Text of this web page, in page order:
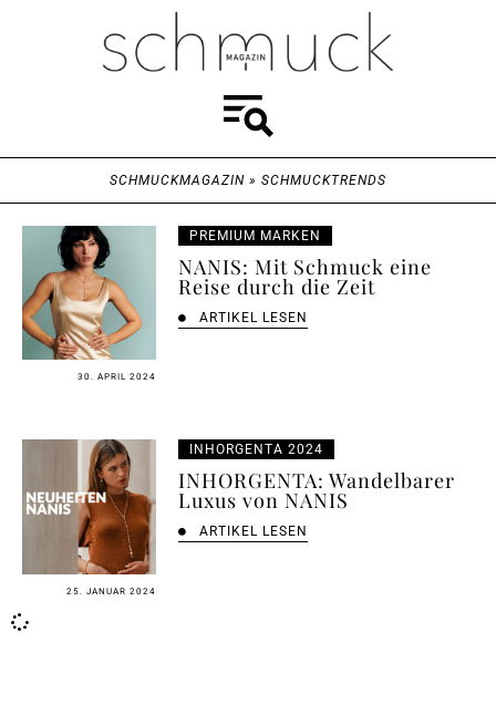
SCHMUCKMAGAZIN » SCHMUCKTRENDS
30. APRIL 2024
PREMIUM MARKEN
NANIS: Mit Schmuck eine
Reise durch die Zeit
ARTIKEL LESEN
25. JANUAR 2024
INHORGENTA 2024
INHORGENTA: Wandelbarer
Luxus von NANIS
ARTIKEL LESEN